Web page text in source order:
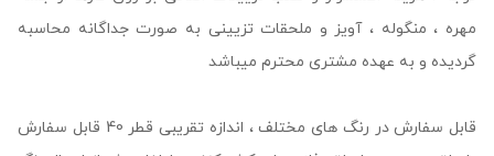
مهره ، منگوله ، آویز و ملحقات تزیینی به صورت جداگانه محاسبه
گردیده و به عهده مشتری محترم میباشد
قابل سفارش در رنگ های مختلف ، اندازه تقریبی قطر 40 قابل سفارش